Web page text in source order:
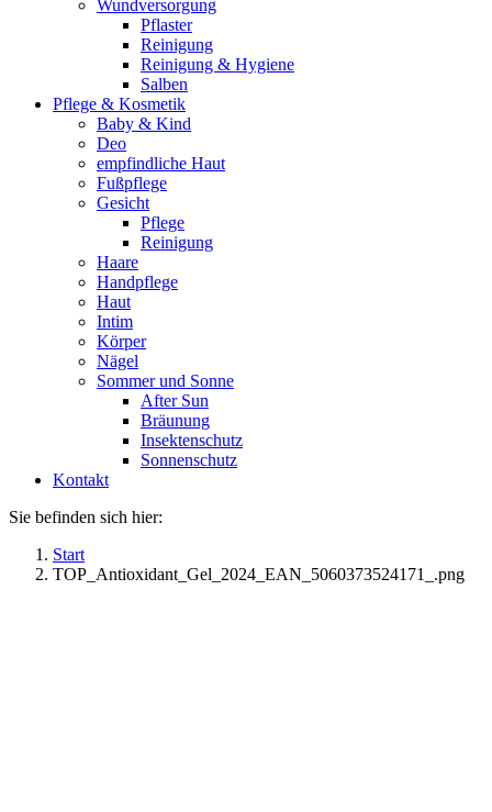
Wundversorgung
Pflaster
Reinigung
Reinigung & Hygiene
Salben
Pflege & Kosmetik
Baby & Kind
Deo
empfindliche Haut
Fußpflege
Gesicht
Pflege
Reinigung
Haare
Handpflege
Haut
Intim
Körper
Nägel
Sommer und Sonne
After Sun
Bräunung
Insektenschutz
Sonnenschutz
Kontakt
Sie befinden sich hier:
Start
TOP_Antioxidant_Gel_2024_EAN_5060373524171_.png